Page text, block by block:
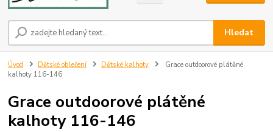
Hledat
Úvod Dětské oblečení Dětské kalhoty
Grace outdoorové plátěné
kalhoty 116-146
Grace outdoorové plátěné
kalhoty 116-146